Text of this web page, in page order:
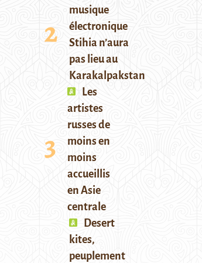
musique
électronique
Stihia n’aura
pas lieu au
Karakalpakstan
Les
artistes
russes de
moins en
moins
accueillis
en Asie
centrale
Desert
kites,
peuplement